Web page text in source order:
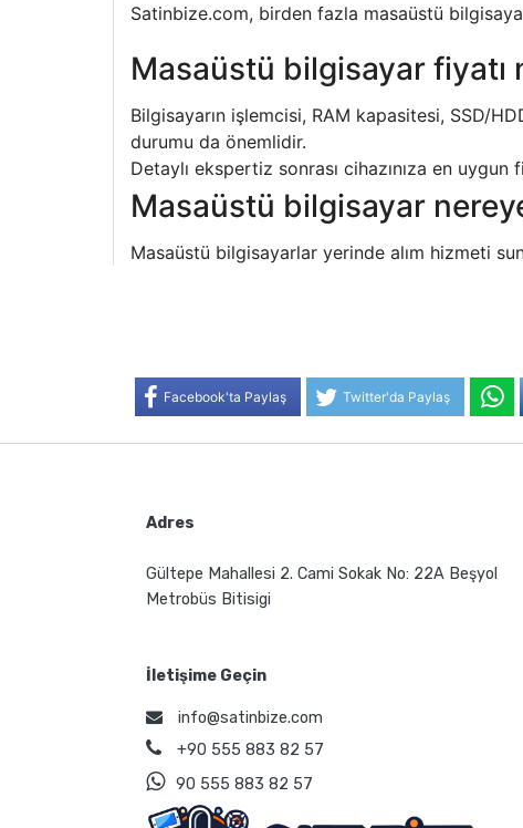
Satinbize.com, birden fazla masaüstü
Masaüstü bilgisayar fiyatı
Bilgisayarın işlemcisi, RAM kapasitesi, SSD/
durumu da önemlidir.
Detaylı ekspertiz sonrası cihazınıza en
Masaüstü bilgisayar
Masaüstü bilgisayarlar yerinde alım hizmeti
Facebook'ta Paylaş Twitter'da Paylaş
Adres
Gültepe Mahallesi 2. Cami Sokak No: 22A Beşyol
Metrobüs Bitisigi
İletişime Geçin
info@satinbize.com
+90 555 883 82 57
90 555 883 82 57